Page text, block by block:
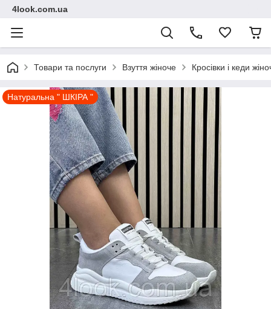
4look.com.ua
Товари та послуги Взуття жіноче Кросівки і кеди
Натуральна " ШКІРА "